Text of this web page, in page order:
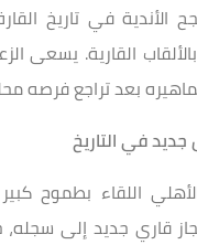
الأندية في تاريخ
القارية. يسعى
بعد تراجع فرصه
في التاريخ
اللقاء بطموح
قاري جديد إلى